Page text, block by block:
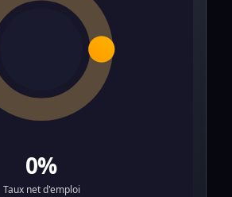
0%
Taux net d'emploi